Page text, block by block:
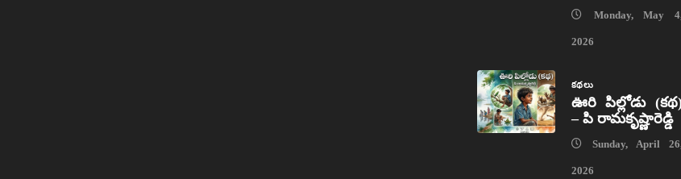
Monday, May
2026
కథలు
ఊరి పిల్లోడు
– పి రామకృష్ణారెడ్డి
Sunday, April
2026